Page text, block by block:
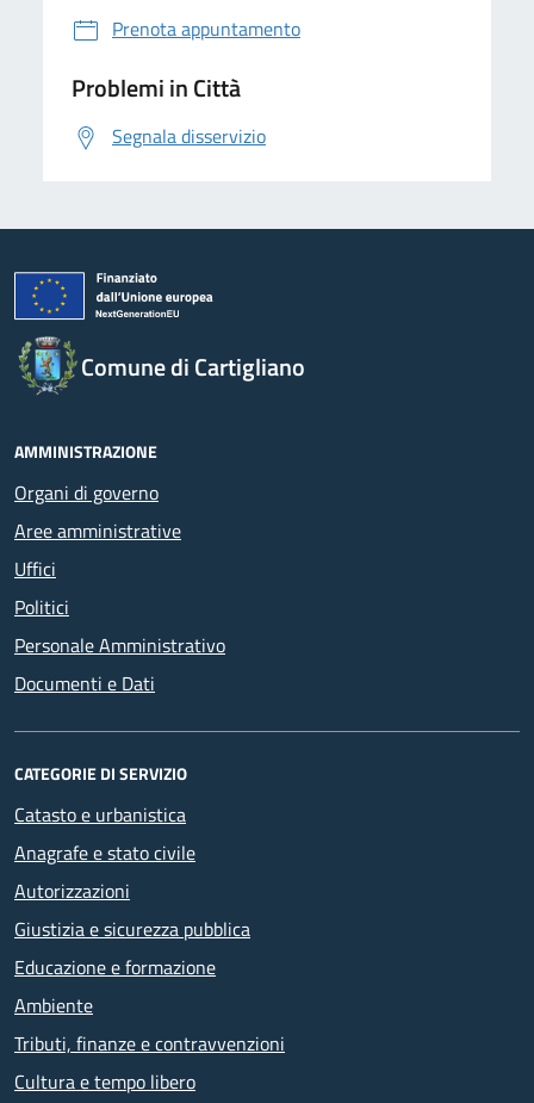
Prenota appuntamento
Problemi in Città
Segnala disservizio
Comune di Cartigliano
AMMINISTRAZIONE
Organi di governo
Aree amministrative
Uffici
Politici
Personale Amministrativo
Documenti e Dati
CATEGORIE DI SERVIZIO
Catasto e urbanistica
Anagrafe e stato civile
Autorizzazioni
Giustizia e sicurezza pubblica
Educazione e formazione
Ambiente
Tributi, finanze e contravvenzioni
Cultura e tempo libero